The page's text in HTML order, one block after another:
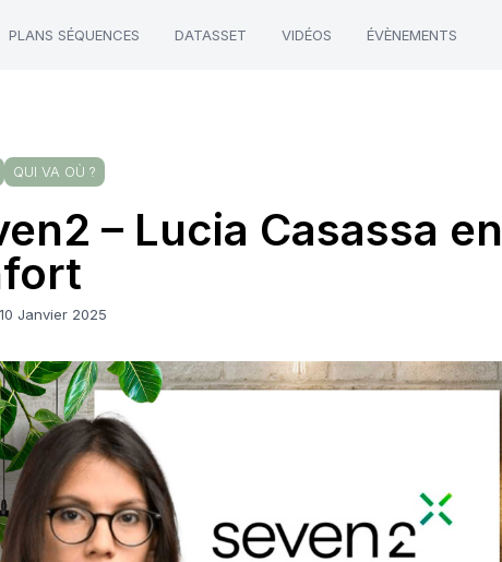
PLANS SÉQUENCES DATASSET VIDÉOS ÉVÈNEMENTS
QUI VA OÙ ?
– Lucia Casassa en
Janvier 2025